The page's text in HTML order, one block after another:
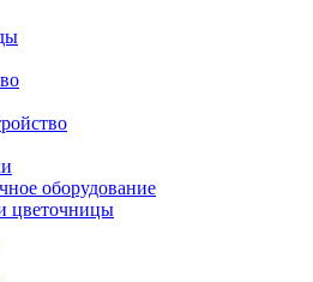
оборудование
цветочницы